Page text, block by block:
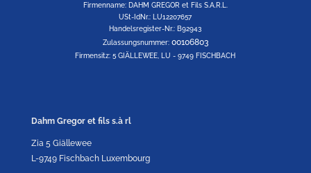
Firmenname: DAHM GREGOR et Fils S.A.R.L.
USt-IdNr.: LU12207657
Handelsregister-Nr.: B92943
Zulassungsnummer: 00106803
Firmensitz: 5 GIÄLLEWEE, LU - 9749 FISCHBACH
Dahm Gregor et fils s.à rl
Zia 5 Giällewee
L-9749 Fischbach Luxembourg